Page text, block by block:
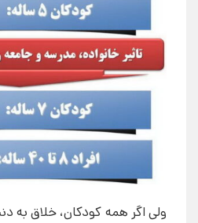
ولی اگر همه کودکان، خلاق به